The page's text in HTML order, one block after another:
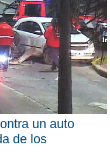
un auto
de los